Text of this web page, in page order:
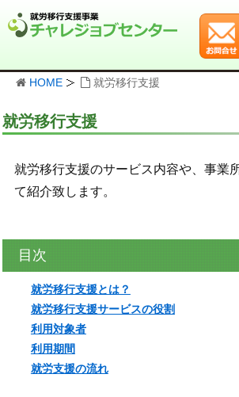
HOME 就労移行支援
就労移行支援
就労移行支援のサービス内容や、事業
て紹介致します。
目次
就労移行支援とは？
就労移行支援サービスの役割
利用対象者
利用期間
就労支援の流れ